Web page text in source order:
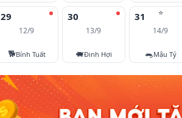
29
12/9
🐕Bính Tuất
30
13/9
🐖Đinh Hợi
⭐
31
14/9
🐀Mậu Tý